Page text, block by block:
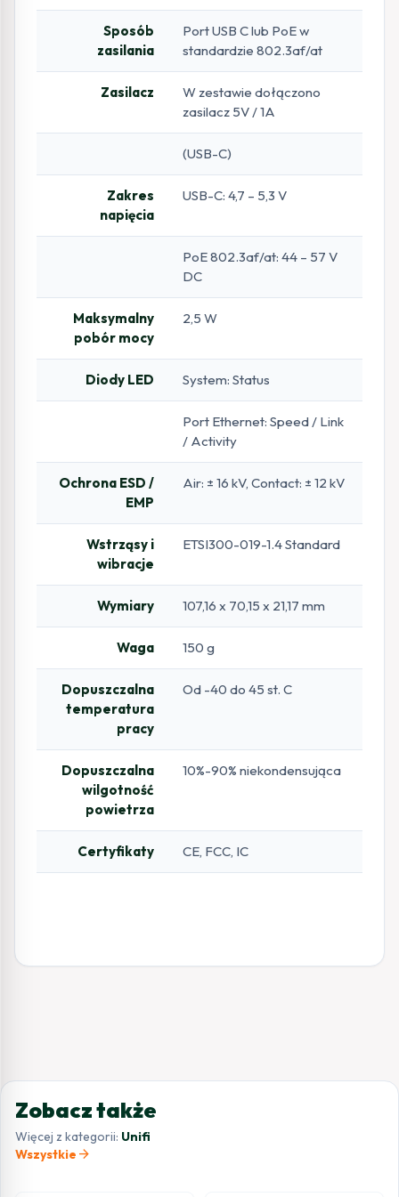
Sposób
zasilania
Port USB C lub PoE w
standardzie 802.3af/at
Zasilacz
W zestawie dołączono
zasilacz 5V / 1A
(USB-C)
Zakres
napięcia
USB-C: 4,7 – 5,3 V
PoE 802.3af/at: 44 – 57 V
DC
Maksymalny
pobór mocy
2,5 W
Diody LED System: Status
Port Ethernet: Speed / Link
/ Activity
Ochrona ESD /
EMP
Air: ± 16 kV, Contact: ± 12 kV
Wstrząsy i
wibracje
ETSI300-019-1.4 Standard
Wymiary 107,16 x 70,15 x 21,17 mm
Waga 150 g
Dopuszczalna
temperatura
pracy
Od -40 do 45 st. C
Dopuszczalna
wilgotność
powietrza
10%-90% niekondensująca
Certyfikaty CE, FCC, IC
Zobacz także
Więcej z kategorii: Unifi
Wszystkie arrow_forward